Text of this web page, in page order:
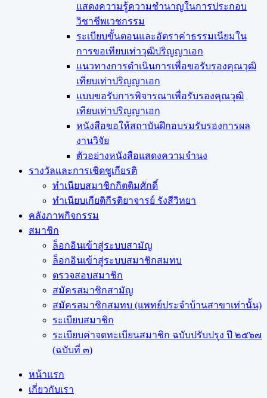
แสดงความรู้ความชำนาญในการประกอบ
วิชาชีพเวชกรรม
ระเบียบขั้นตอนและอัตราค่าธรรมเนียมใน
การขอเทียบเท่าวุฒิปริญญาเอก
แนวทางการดำเนินการเพื่อขอรับรองคุณวุฒิ
เทียบเท่าปริญญาเอก
แบบขอรับการพิจารณาเพื่อรับรองคุณวุฒิ
เทียบเท่าปริญญาเอก
หนังสือขอให้สถาบันฝึกอบรมรับรองการผล
งานวิจัย
ตัวอย่างหนังสือแสดงความจำนง
รางวัลและการเชิดชูเกียรติ
ทำเนียบสมาชิกกิตติมศักดิ์
ทำเนียบเกียติกีรติยาจารย์ รังสีวิทยา
คลังภาพกิจกรรม
สมาชิก
ล็อกอินเข้าสู่ระบบสามัญ
ล็อกอินเข้าสู่ระบบสมาชิกสมทบ
ตรวจสอบสมาชิก
สมัครสมาชิกสามัญ
สมัครสมาชิกสมทบ (แพทย์ประจำบ้านสาขาเท่านั้น)
ระเบียบสมาชิก
ระเบียบค่าจดทะเบียนสมาชิก ฉบับปรับปรุง ปี ๒๕๖๗
(ฉบับที่ ๓)
หน้าแรก
เกี่ยวกับเรา